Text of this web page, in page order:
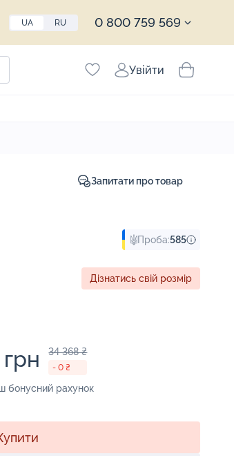
UA RU 0 800 759 569
Увійти
Запитати про товар
Проба:585
Дізнатись свій розмір
34 368 ₴
- 0 ₴
бонусний рахунок